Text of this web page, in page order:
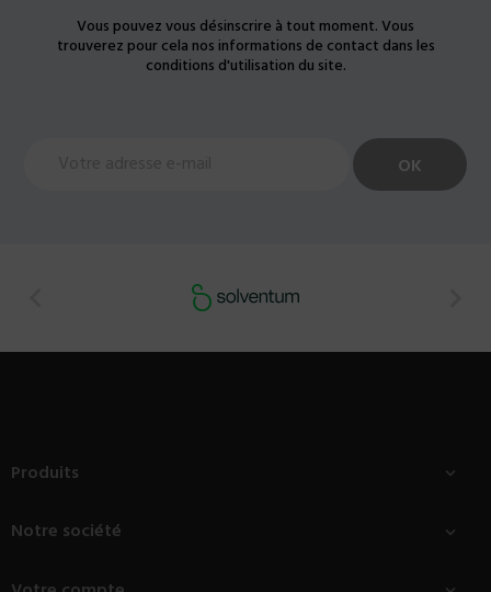
Vous pouvez vous désinscrire à tout moment. Vous
trouverez pour cela nos informations de contact dans les
conditions d'utilisation du site.
Produits 
Notre société 